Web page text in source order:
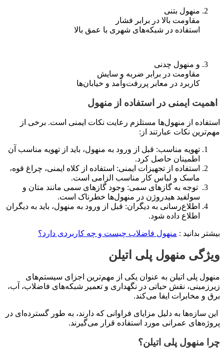
منهول بتنی
مقاومت بالا در برابر فشار
استفاده در شبکه‌های شهری با عمق بالا
و منهول چدنی
مقاومت در برابر ضربه و سایش
کاربرد در معابر پررفت‌وآمد و خیابان‌ها
اهمیت ایمنی در استفاده از منهول
استفاده از منهول‌ها مستلزم رعایت نکات ایمنی است. برخی از
مهم‌ترین نکات عبارتند از:
تهویه مناسب: قبل از ورود به منهول، باید از تهویه مناسب آن
اطمینان حاصل کرد.
استفاده از تجهیزات ایمنی: استفاده از کلاه ایمنی، چراغ قوه،
ماسک و لباس کار مناسب الزامی است.
توجه به گازهای سمی: وجود گازهای سمی مانند متان و
سولفید هیدروژن در منهول‌ها خطرناک است.
اطلاع‌رسانی به دیگران: قبل از ورود به منهول، باید به دیگران
اطلاع داده شود.
بیشتر بدانید : منهول فاضلاب چیست و چه کاربردی دارد؟
ویژگی منهول پلی اتیلن
منهول پلی اتیلن به عنوان یکی از مهم‌ترین اجزای سیستم‌های
زیرزمینی، نقش حیاتی در نگهداری و تعمیر شبکه‌های فاضلاب، آب،
برق و مخابرات ایفا می‌کند.
این سازه‌ها به دلیل مزایای فراوانی که دارند، به طور گسترده‌ای در
پروژه‌های عمرانی مورد استفاده قرار می‌گیرند.
چرا منهول پلی اتیلن؟